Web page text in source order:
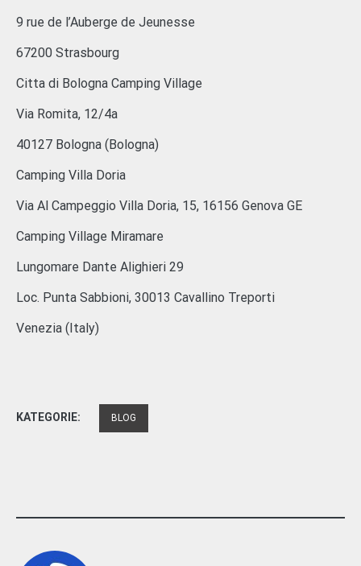
9 rue de l’Auberge de Jeunesse
67200 Strasbourg
Citta di Bologna Camping Village
Via Romita, 12/4a
40127 Bologna (Bologna)
Camping Villa Doria
Via Al Campeggio Villa Doria, 15, 16156 Genova GE
Camping Village Miramare
Lungomare Dante Alighieri 29
Loc. Punta Sabbioni, 30013 Cavallino Treporti
Venezia (Italy)
KATEGORIE: BLOG